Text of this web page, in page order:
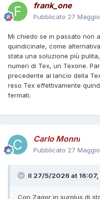
frank_one
Pubblicato 27 Maggio
Mi chiedo se in passato non
quindicinale, come
stata una soluzione più
numeri di Tex, un Texone.
precedente al lancio della
reso Tex effettivamente
fermati.
Carlo Monni
Pubblicato 27 Maggio
Il 27/5/2026 at 16:07,
Con Zagor in surplus di